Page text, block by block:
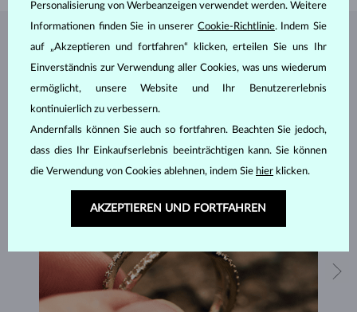
SCHMUCK AUS DEM KLENOTA ATELIER
Personalisierung von Werbeanzeigen verwendet werden. Weitere
Informationen finden Sie in unserer Cookie-Richtlinie. Indem Sie
auf „Akzeptieren und fortfahren“ klicken, erteilen Sie uns Ihr
Einverständnis zur Verwendung aller Cookies, was uns wiederum
ermöglicht, unsere Website und Ihr Benutzererlebnis
kontinuierlich zu verbessern.
Andernfalls können Sie auch so fortfahren. Beachten Sie jedoch,
dass dies Ihr Einkaufserlebnis beeinträchtigen kann. Sie können
die Verwendung von Cookies ablehnen, indem Sie hier klicken.
AKZEPTIEREN UND FORTFAHREN